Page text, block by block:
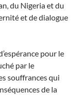
du Nigeria et du
et de dialogue
pour le
par le
souffrances qui
de la